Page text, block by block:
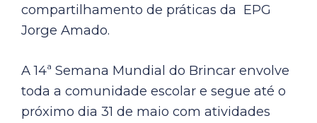
compartilhamento de práticas da EPG
Jorge Amado.
A 14ª Semana Mundial do Brincar envolve
toda a comunidade escolar e segue até o
próximo dia 31 de maio com atividades